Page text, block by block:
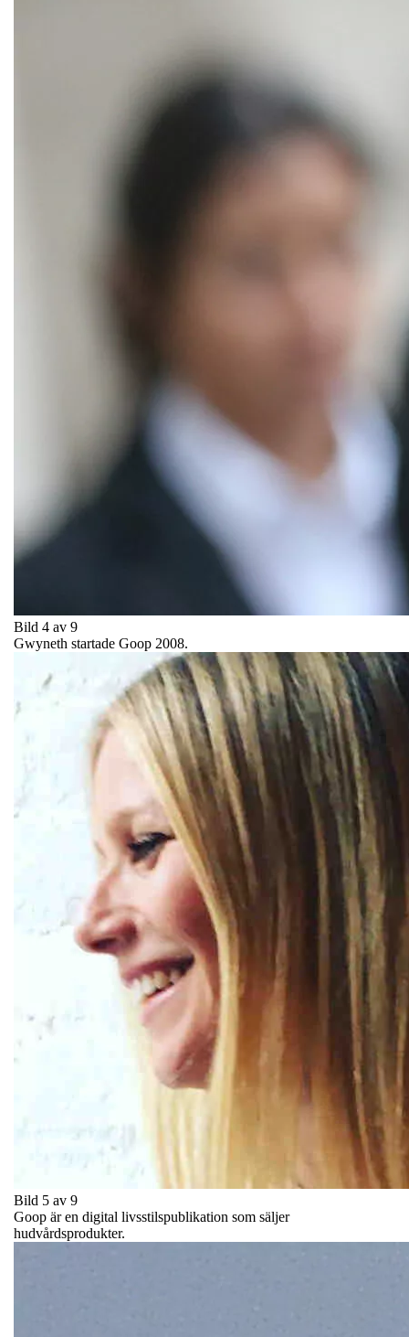
Bild 4 av 9
Gwyneth startade Goop 2008.
Bild 5 av 9
Goop är en digital livsstilspublikation som säljer
hudvårdsprodukter.